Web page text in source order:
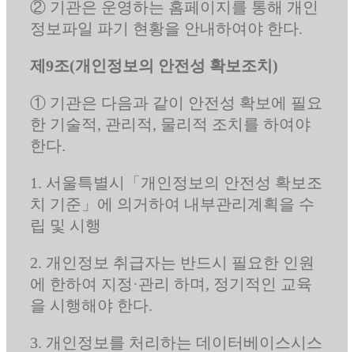
② 기관은 운영하는 홈페이지를 통해 개인
정보파일 파기 현황을 안내하여야 한다.
제9조(개인정보의 안전성 확보조치)
① 기관은 다음과 같이 안전성 확보에 필요
한 기술적, 관리적, 물리적 조치를 하여야
한다.
1. 서울특별시「개인정보의 안전성 확보조
치 기준」에 의거하여 내부관리계획을 수
립 및 시행
2. 개인정보 취급자는 반드시 필요한 인원
에 한하여 지정·관리 하며, 정기적인 교육
을 시행해야 한다.
3. 개인정보를 처리하는 데이터베이스시스